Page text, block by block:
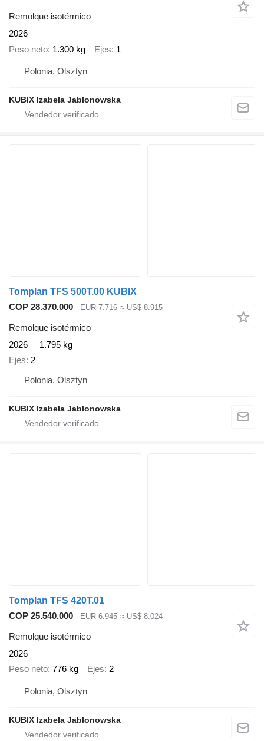
Remolque isotérmico
2026
Peso neto 1.300 kg Ejes 1
Polonia, Olsztyn
KUBIX Izabela Jablonowska
Tomplan TFS 500T.00 KUBIX
COP 28.370.000
EUR 7.716 ≈ US$ 8.915
Remolque isotérmico
2026
1.795 kg
Ejes 2
Polonia, Olsztyn
KUBIX Izabela Jablonowska
Tomplan TFS 420T.01
COP 25.540.000
EUR 6.945 ≈ US$ 8.024
Remolque isotérmico
2026
Peso neto 776 kg Ejes 2
Polonia, Olsztyn
KUBIX Izabela Jablonowska